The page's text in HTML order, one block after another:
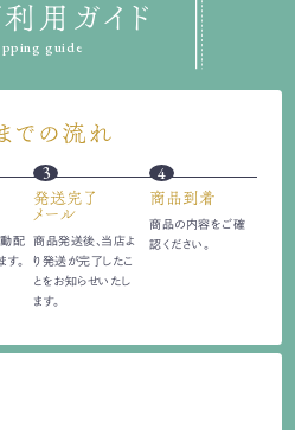
用ガイド
guide
での流れ
配
。
3
発送完了
メール
商品発送後、当店よ
り発送が完了したこ
とをお知らせいたし
ます。
4
商品到着
商品の内容をご確
認ください。